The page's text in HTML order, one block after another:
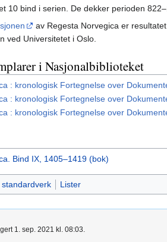
10 bind i serien. De dekker perioden
av Regesta Norvegica er
ved Universitetet i Oslo.
i Nasjonalbiblioteket
: kronologisk Fortegnelse over
: kronologisk Fortegnelse over
: kronologisk Fortegnelse over
Bind IX, 1405–1419 (bok)
standardverk Lister
1. sep. 2021 kl. 08:03.